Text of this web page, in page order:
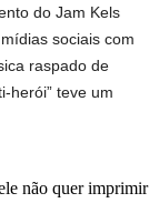
do Jam Kels
sociais com
raspado de
herói” teve um
não quer imprimir